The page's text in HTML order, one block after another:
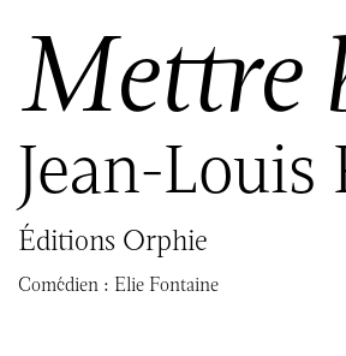
Mettre
Jean-Louis
Éditions Orphie
Comédien : Elie Fontaine